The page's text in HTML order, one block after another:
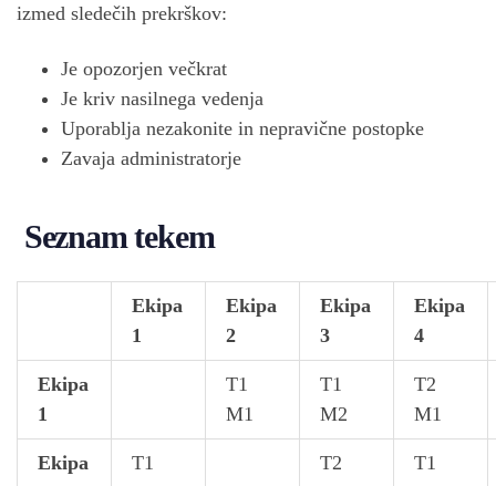
izmed sledečih prekrškov:
Je opozorjen večkrat
Je kriv nasilnega vedenja
Uporablja nezakonite in nepravične postopke
Zavaja administratorje
Seznam tekem
Ekipa
1
Ekipa
2
Ekipa
3
Ekipa
4
Ekipa
1
T1
M1
T1
M2
T2
M1
Ekipa
T1
T2
T1